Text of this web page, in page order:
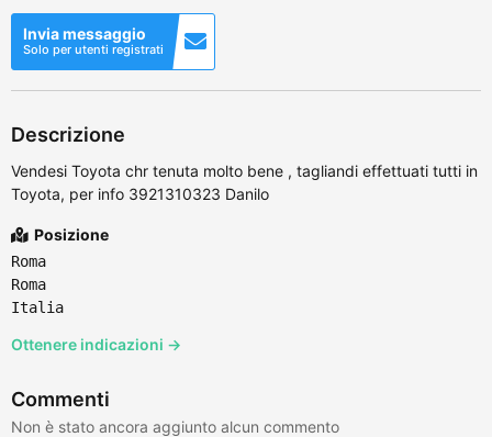
Invia messaggio
Solo per utenti registrati
Descrizione
Vendesi Toyota chr tenuta molto bene , tagliandi effettuati tutti in
Toyota, per info 3921310323 Danilo
Posizione
Roma
Roma
Italia
Ottenere indicazioni →
Commenti
Non è stato ancora aggiunto alcun commento